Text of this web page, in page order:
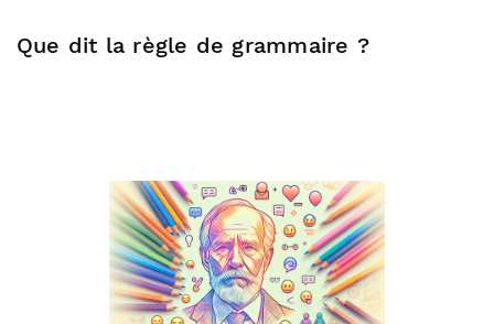
Que dit la règle de grammaire ?